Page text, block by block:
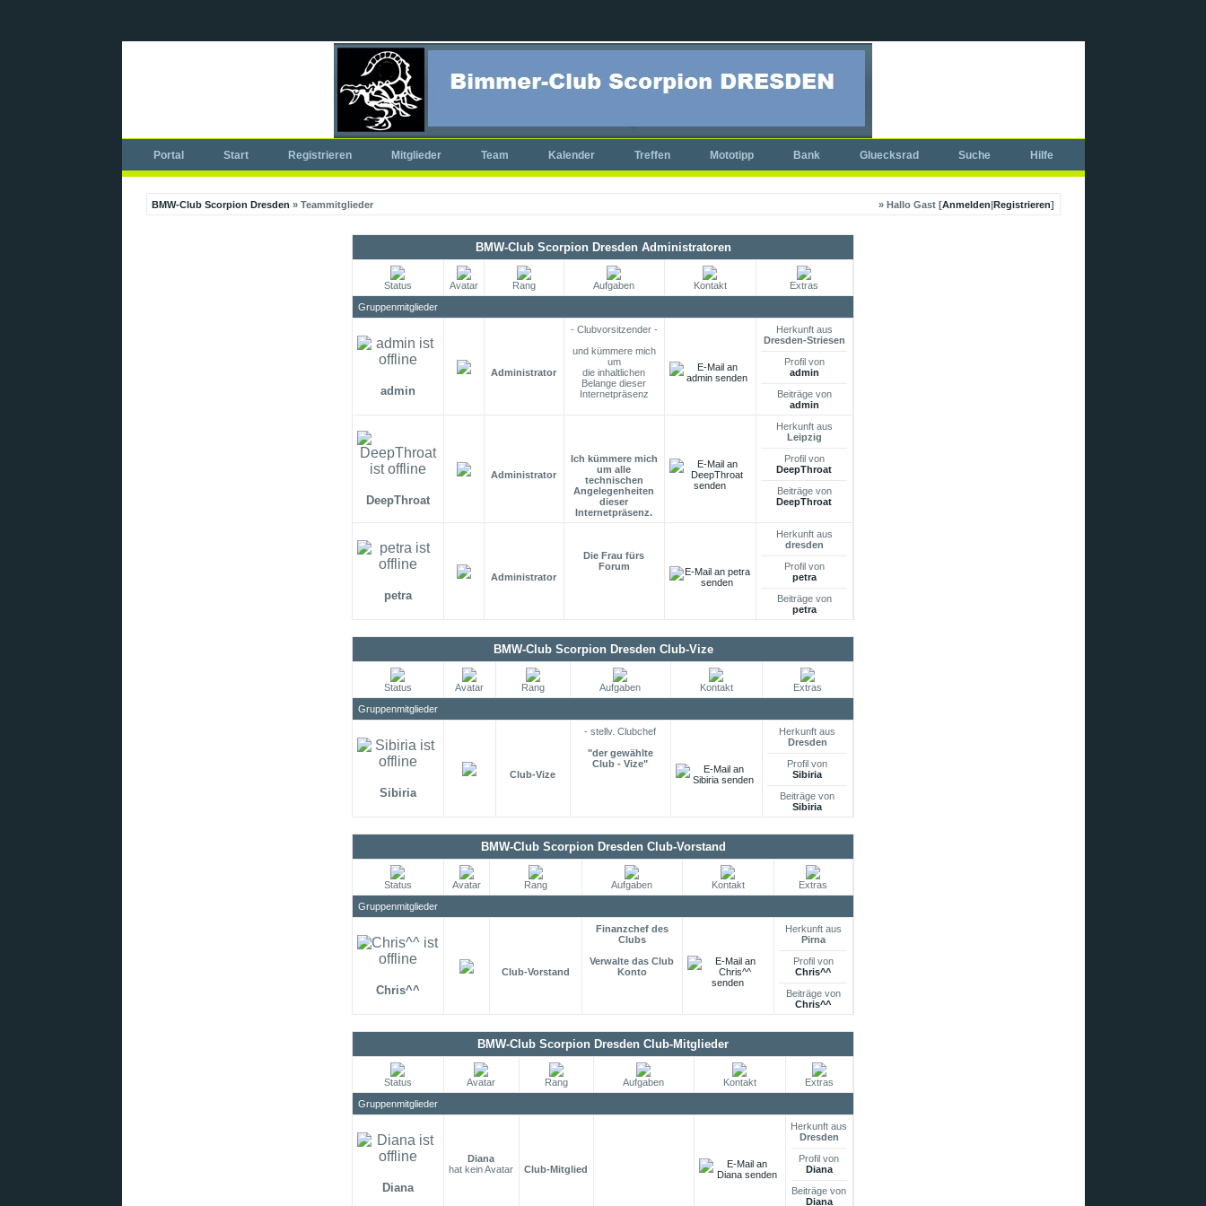
Portal Start Registrieren Mitglieder Team Kalender Treffen Mototipp Bank Gluecksrad Suche Hilfe
BMW-Club Scorpion Dresden » Teammitglieder » Hallo Gast [Anmelden|Registrieren]
BMW-Club Scorpion Dresden Administratoren
Status Avatar Rang Aufgaben Kontakt
Extras
Gruppenmitglieder
admin
Administrator
- Clubvorsitzender -
und kümmere mich
um
die inhaltlichen
Belange dieser
Internetpräsenz
Herkunft aus
Dresden-Striesen
Profil von
admin
Beiträge von
admin
DeepThroat
Administrator
Ich kümmere mich
um alle
technischen
Angelegenheiten
dieser
Internetpräsenz.
Herkunft aus
Leipzig
Profil von
DeepThroat
Beiträge von
DeepThroat
petra
Administrator
Die Frau fürs
Forum
Herkunft aus
dresden
Profil von
petra
Beiträge von
petra
BMW-Club Scorpion Dresden Club-Vize
Status Avatar Rang Aufgaben Kontakt
Extras
Gruppenmitglieder
Sibiria
Club-Vize
- stellv. Clubchef
"der gewählte
Club - Vize"
Herkunft aus
Dresden
Profil von
Sibiria
Beiträge von
Sibiria
BMW-Club Scorpion Dresden Club-Vorstand
Status Avatar Rang Aufgaben Kontakt
Extras
Gruppenmitglieder
Chris^^
Club-Vorstand
Finanzchef des
Clubs
Verwalte das Club
Konto
Herkunft aus
Pirna
Profil von
Chris^^
Beiträge von
Chris^^
BMW-Club Scorpion Dresden Club-Mitglieder
Status Avatar Rang Aufgaben Kontakt
Extras
Gruppenmitglieder
Diana
Diana
hat kein Avatar
Club-Mitglied
Herkunft aus
Dresden
Profil von
Diana
Beiträge von
Diana